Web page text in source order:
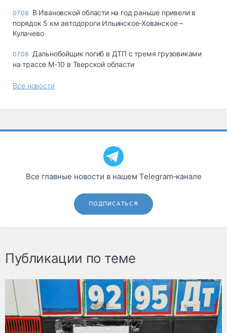
07.08 В Ивановской области на год раньше привели в
порядок 5 км автодороги Ильинское-Хованское –
Кулачево
07.08 Дальнобойщик погиб в ДТП с тремя грузовиками
на трассе М-10 в Тверской области
Все новости
Все главные новости в нашем Telegram‑канале
ПОДПИСАТЬСЯ
Публикации по теме